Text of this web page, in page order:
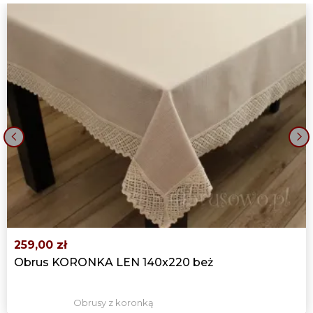
OBRUS "KORONKA LEN" 140X180 BEŻ
219,00 zł
OBRUS KORONKA LEN 140X200 BEŻ
239,00 zł
OBRUS OWALNY KORONKA LEN
140X200 BEŻ
239,00 zł
259,00 zł
Obrus KORONKA LEN 140x220 beż
Obrusy z koronką
‹ ›